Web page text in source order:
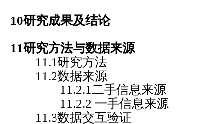
10研究成果及结论
11研究方法与数据来源
11.1研究方法
11.2数据来源
11.2.1二手信息来源
11.2.2 一手信息来源
11.3数据交互验证